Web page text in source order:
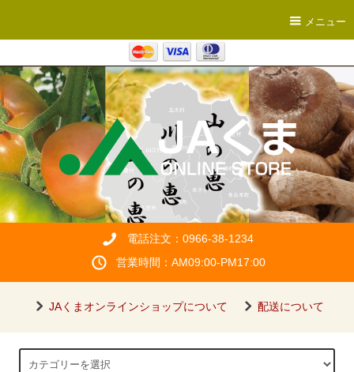
メニュー
電話注文：0966-38-1234
営業時間：AM09:00-PM17:00
JAくまオンラインショップについて 配送について